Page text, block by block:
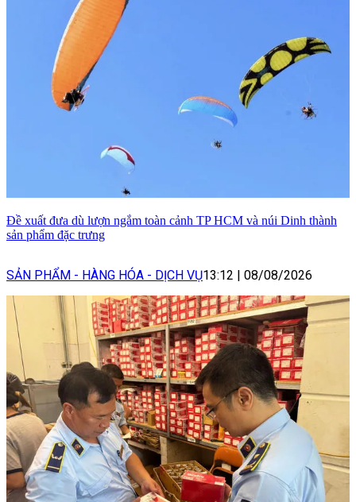
Đề xuất đưa dù lượn ngắm toàn cảnh TP HCM và núi Dinh thành
sản phẩm đặc trưng
SẢN PHẨM - HÀNG HÓA - DỊCH VỤ13:12 08/08/2026